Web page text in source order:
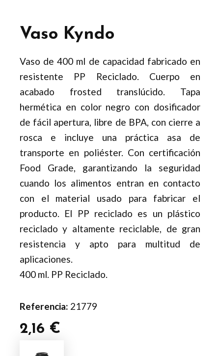
Vaso Kyndo
Vaso de 400 ml de capacidad fabricado en
resistente PP Reciclado. Cuerpo en
acabado frosted translúcido. Tapa
hermética en color negro con dosificador
de fácil apertura, libre de BPA, con cierre a
rosca e incluye una práctica asa de
transporte en poliéster. Con certificación
Food Grade, garantizando la seguridad
cuando los alimentos entran en contacto
con el material usado para fabricar el
producto. El PP reciclado es un plástico
reciclado y altamente reciclable, de gran
resistencia y apto para multitud de
aplicaciones.
400 ml. PP Reciclado.
Referencia: 21779
2,16 €